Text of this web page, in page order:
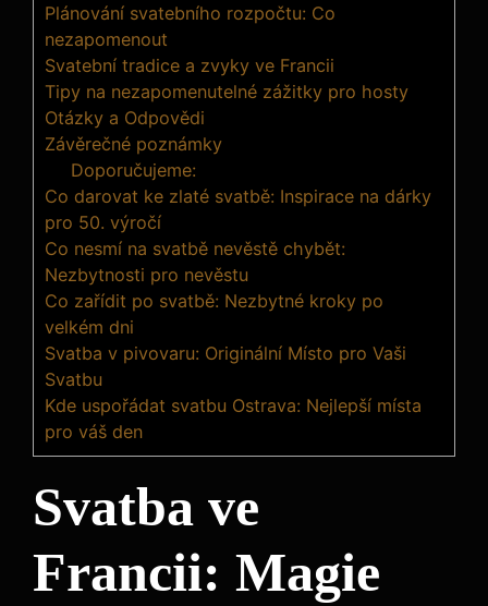
Plánování svatebního rozpočtu: Co
nezapomenout
Svatební tradice a zvyky ve Francii
Tipy na nezapomenutelné zážitky pro hosty
Otázky a Odpovědi
Závěrečné poznámky
Doporučujeme:
Co darovat ke zlaté svatbě: Inspirace na dárky
pro 50. výročí
Co nesmí na svatbě nevěstě chybět:
Nezbytnosti pro nevěstu
Co zařídit po svatbě: Nezbytné kroky po
velkém dni
Svatba v pivovaru: Originální Místo pro Vaši
Svatbu
Kde uspořádat svatbu Ostrava: Nejlepší místa
pro váš den
Svatba ve
Francii: Magie